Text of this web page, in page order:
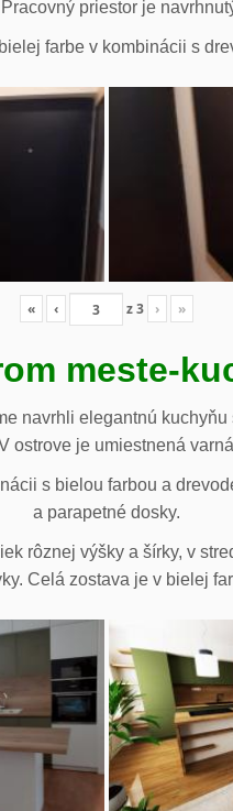
priestor je
farbe v kombinácii s
« ‹ z3 › »
meste-
navrhli elegantnú
ostrove je umiestnená
s bielou farbou a
a parapetné dosky.
rôznej výšky a šírky, v
Celá zostava je v bielej